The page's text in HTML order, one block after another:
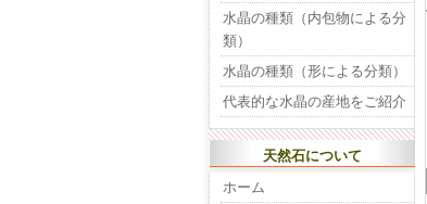
水晶の種類（内包物による分
類）
水晶の種類（形による分類）
代表的な水晶の産地をご紹介
天然石について
ホーム